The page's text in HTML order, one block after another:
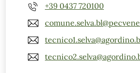
+39 0437 720100